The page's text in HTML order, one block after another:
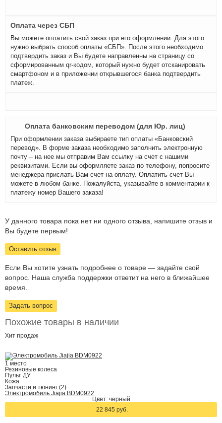
Оплата через СБП
Вы можете оплатить свой заказ при его оформлении. Для этого
нужно выбрать способ оплаты «СБП». После этого необходимо
подтвердить заказ и Вы будете направленны на страницу со
сформированным qr-кодом, который нужно будет отсканировать
смартфоном и в приложении открывшегося банка подтвердить
платеж.
Оплата банковским переводом (для Юр. лиц)
При оформлении заказа выбираете тип оплаты «Банковский
перевод». В форме заказа необходимо заполнить электронную
почту – на нее мы отправим Вам ссылку на счет с нашими
реквизитами. Если вы оформляете заказ по телефону, попросите
менеджера прислать Вам счет на оплату. Оплатить счет Вы
можете в любом банке. Пожалуйста, указывайте в комментарии к
платежу номер Вашего заказа!
У данного товара пока нет ни одного отзыва, напишите отзыв и
Вы будете первым!
Оставить отзыв
Если Вы хотите узнать подробнее о товаре — задайте свой
вопрос. Наша служба поддержки ответит на него в ближайшее
время.
Задать вопрос
Похожие товары в наличии
Хит продаж
1 место
Резиновые колеса
Пульт ДУ
Кожа
Запчасти и тюнинг (2)
Электромобиль Jiajia BDM0922
Цвет: черный
22 845 руб.